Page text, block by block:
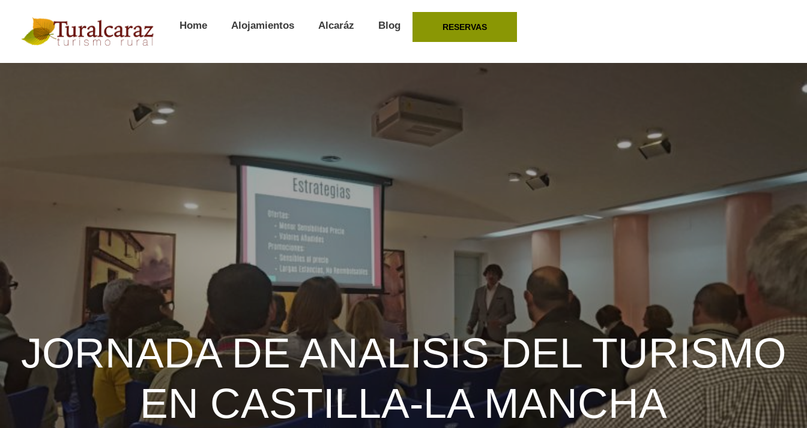
Home Alojamientos Alcaráz Blog RESERVAS
JORNADA DE ANALISIS DEL TURISMO
EN CASTILLA-LA MANCHA